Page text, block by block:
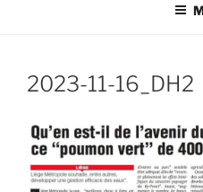
2023-11-16_DH2